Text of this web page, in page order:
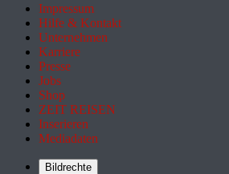
Impressum
Hilfe & Kontakt
Unternehmen
Karriere
Presse
Jobs
Shop
ZEIT REISEN
Inserieren
Mediadaten
Bildrechte